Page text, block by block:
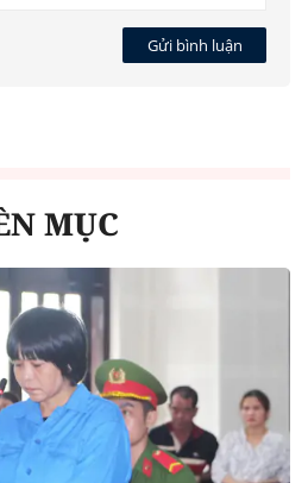
Gửi bình luận
MỤC